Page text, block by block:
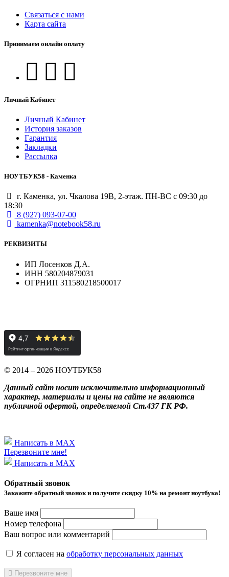
Связаться с нами
Карта сайта
Принимаем онлайн оплату
Личный Кабинет
Личный Кабинет
История заказов
Гарантия
Закладки
Рассылка
НОУТБУК58 - Каменка
г. Каменка, ул. Чкалова 19В, 2-этаж. ПН-ВС с 09:30 до
18:30
8 (927) 093-07-00
kamenka@notebook58.ru
РЕКВИЗИТЫ
ИП Лосенков Д.А.
ИНН 580204879031
ОГРНИП 311580218500017
© 2014 – 2026 НОУТБУК58
Данный сайт носит исключительно информационный
характер, материалы и цены на сайте не являются
публичной офертой, определяемой Ст.437 ГК РФ.
Написать в MAX
Перезвоните мне!
Написать в MAX
Обратный звонок
Закажите обратный звонок и получитe скидку 10% на ремонт ноутбука!
Ваше имя
Номер телефона
Ваш вопрос или комментарий
Я согласен на обработку персональных данных
Перезвоните мне